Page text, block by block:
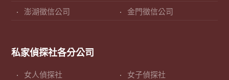
澎湖徵信公司 金門徵信公司
私家偵探社各分公司
女人偵探社 女子偵探社